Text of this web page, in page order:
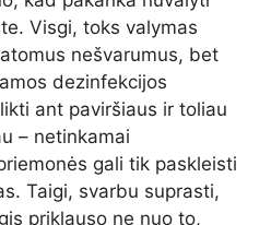
Visgi, toks valymas
nešvarumus, bet
dezinfekcijos
ant paviršiaus ir toliau
– netinkamai
gali tik paskleisti
Taigi, svarbu suprasti,
priklauso ne nuo to,